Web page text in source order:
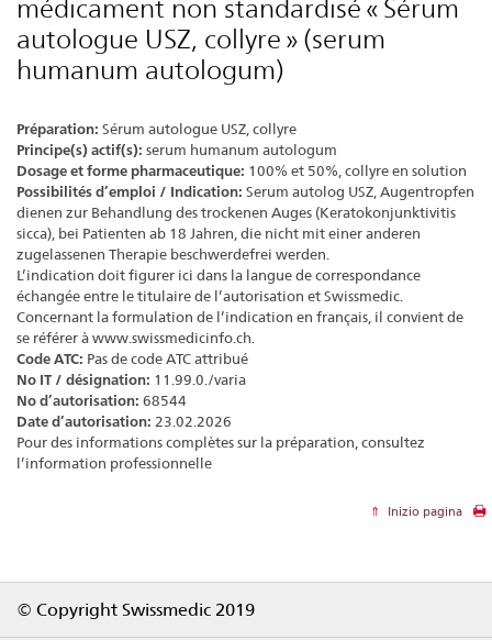
médicament non standardisé « Sérum
autologue USZ, collyre » (serum
humanum autologum)
Préparation: Sérum autologue USZ, collyre
Principe(s) actif(s): serum humanum autologum
Dosage et forme pharmaceutique: 100% et 50%, collyre en solution
Possibilités d’emploi / Indication: Serum autolog USZ, Augentropfen
dienen zur Behandlung des trockenen Auges (Keratokonjunktivitis
sicca), bei Patienten ab 18 Jahren, die nicht mit einer anderen
zugelassenen Therapie beschwerdefrei werden.
L’indication doit figurer ici dans la langue de correspondance
échangée entre le titulaire de l’autorisation et Swissmedic.
Concernant la formulation de l’indication en français, il convient de
se référer à www.swissmedicinfo.ch.
Code ATC: Pas de code ATC attribué
No IT / désignation: 11.99.0./varia
No d’autorisation: 68544
Date d’autorisation: 23.02.2026
Pour des informations complètes sur la préparation, consultez
l’information professionnelle
Inizio pagina
© Copyright Swissmedic 2019